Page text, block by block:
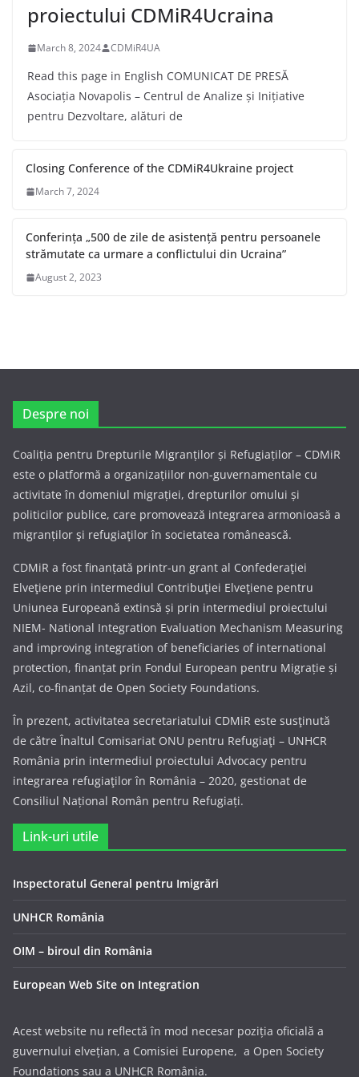
proiectului CDMiR4Ucraina
March 8, 2024 CDMiR4UA
Read this page in English COMUNICAT DE PRESĂ
Asociația Novapolis – Centrul de Analize și Inițiative
pentru Dezvoltare, alături de
Closing Conference of the CDMiR4Ukraine project
March 7, 2024
Conferința „500 de zile de asistență pentru persoanele
strămutate ca urmare a conflictului din Ucraina”
August 2, 2023
Despre noi
Coaliția pentru Drepturile Migranților și Refugiaților – CDMiR
este o platformă a organizațiilor non-guvernamentale cu
activitate în domeniul migrației, drepturilor omului și
politicilor publice, care promovează integrarea armonioasă a
migranților şi refugiaţilor în societatea românească.
CDMiR a fost finanțată printr-un grant al Confederaţiei
Elveţiene prin intermediul Contribuţiei Elveţiene pentru
Uniunea Europeană extinsă și prin intermediul proiectului
NIEM- National Integration Evaluation Mechanism Measuring
and improving integration of beneficiaries of international
protection, finanțat prin Fondul European pentru Migrație și
Azil, co-finanțat de Open Society Foundations.
În prezent, activitatea secretariatului CDMiR este susţinută
de către Înaltul Comisariat ONU pentru Refugiaţi – UNHCR
România prin intermediul proiectului Advocacy pentru
integrarea refugiaţilor în România – 2020, gestionat de
Consiliul Național Român pentru Refugiați.
Link-uri utile
Inspectoratul General pentru Imigrări
UNHCR România
OIM – biroul din România
European Web Site on Integration
Acest website nu reflectă în mod necesar poziția oficială a
guvernului elvețian, a Comisiei Europene, a Open Society
Foundations sau a UNHCR România.